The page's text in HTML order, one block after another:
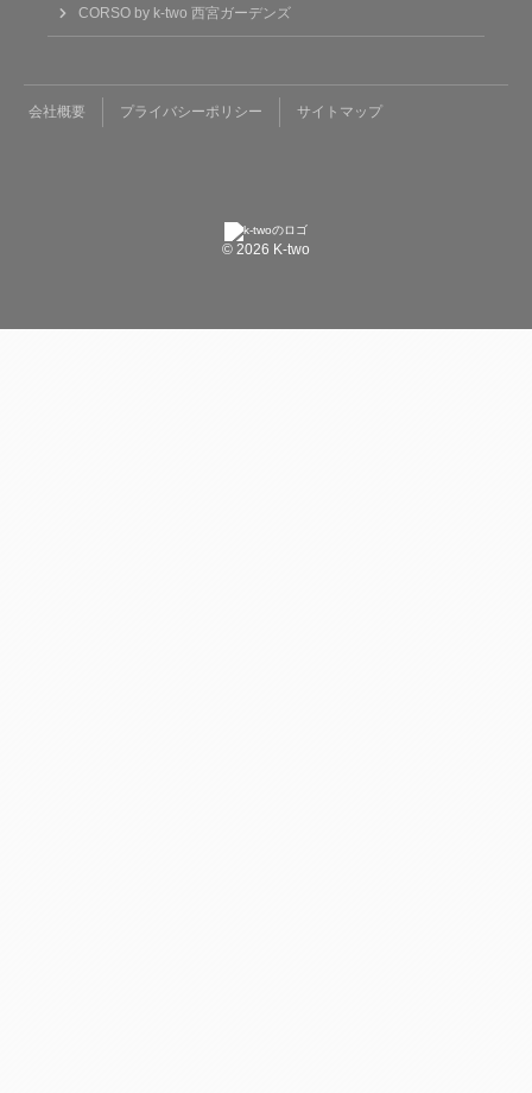
CORSO by k-two 西宮ガーデンズ
会社概要 プライバシーポリシー サイトマップ
© 2026 K-two